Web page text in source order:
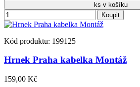
ks v košíku
Koupit
Kód produktu: 199125
Hrnek Praha kabelka Montáž
159,00 Kč